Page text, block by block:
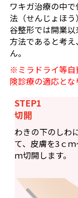
ワキガ治療の中
法（せんじょほ
谷整形では開業
方法であると考
ん。
※ミラドライ等自
険診療の適応とな
STEP1
切開
わきの下のしわ
て、皮膚を3ｃｍ
ｍ切開します。